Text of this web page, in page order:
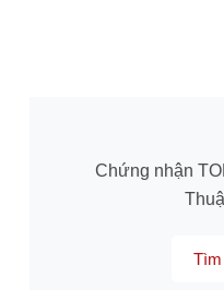
Chứng nhận
Tìm